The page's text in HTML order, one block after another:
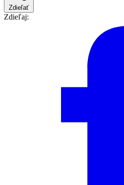
Zdieľať
Zdieľaj: